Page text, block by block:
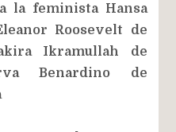
la feminista Hansa
Roosevelt de
Ikramullah de
Benardino de